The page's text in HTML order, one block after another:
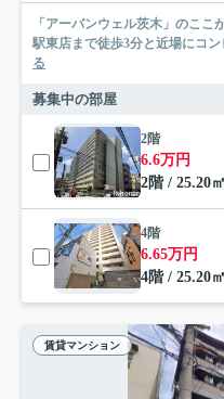
「アーバンウェル茨木」のこ
駅東店まで徒歩3分と近場にコ
る
募集中の部屋
2階
6.6万円
2階 / 25.20
4階
6.65万円
4階 / 25.20
賃貸マンション